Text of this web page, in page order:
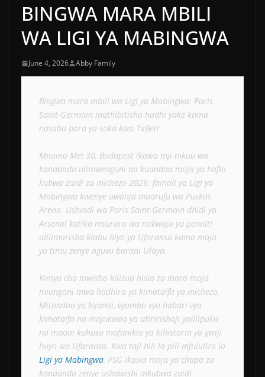
BINGWA MARA MBILI
WA LIGI YA MABINGWA
June 4, 2026 Abby Family
Bingwa mara mbili wa Ligi ya Mabingwa: Paris
Saint-Germain inathibitisha hadhi yake kama
nasaba bora ya soka kwa 1xBet!
Mnamo Mei 30, Budapest ikawa mji mkuu wa
kandanda ulimwenguni na kuandaa moja ya hafla
kubwa zaidi za michezo 2026: fainali ya Ligi ya
Mabingwa kwenye uwanja maarufu wa Puskás
Arena. Ushindi wa Paris Saint-Germain dhidi ya
Arsenal katika msururu wa mikwaju ya penalti
uliiimarisha klabu hiyo ya Ufaransa kama moja
ya timu zenye nguvu barani Ulaya.
Kimya cha mwisho kilizua hisia za mara moja
miongoni mwa hadhira ya kimataifa ya michezo.
Mitandao ya kijamii, vyombo vya habari vya
kimataifa na majukwaa ya utiririshaji yalilipuka
na maoni kuhusu mafanikio ya kihistoria ya gwiji
Ligi ya Mabingwa, PSG ikawa moja ya chapa za
kandanda zenye ushawishi mkubwa zaidi